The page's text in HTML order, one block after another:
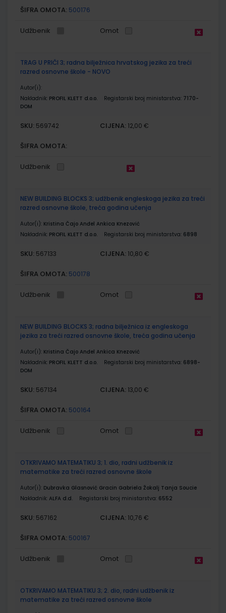
ŠIFRA OMOTA: 500176
Udžbenik Omot
TRAG U PRIČI 3; radna bilježnica hrvatskog jezika za treći
razred osnovne škole - NOVO
Autor(i):
Nakladnik: PROFIL KLETT d.o.o. Registarski broj ministarstva: 7170-
DOM
SKU: 569742 CIJENA: 12,00 €
ŠIFRA OMOTA:
Udžbenik
NEW BUILDING BLOCKS 3; udžbenik engleskoga jezika za treći
razred osnovne škole, treća godina učenja
Autor(i): Kristina Čajo Anđel Ankica Knezović
Nakladnik: PROFIL KLETT d.o.o. Registarski broj ministarstva: 6898
SKU: 567133 CIJENA: 10,80 €
ŠIFRA OMOTA: 500178
Udžbenik Omot
NEW BUILDING BLOCKS 3; radna bilježnica iz engleskoga
jezika za treći razred osnovne škole, treća godina učenja
Autor(i): Kristina Čajo Anđel Ankica Knezović
Nakladnik: PROFIL KLETT d.o.o. Registarski broj ministarstva: 6898-
DOM
SKU: 567134 CIJENA: 13,00 €
ŠIFRA OMOTA: 500164
Udžbenik Omot
OTKRIVAMO MATEMATIKU 3; 1. dio, radni udžbenik iz
matematike za treći razred osnovne škole
Autor(i): Dubravka Glasnović Gracin Gabriela Žokalj Tanja Soucie
Nakladnik: ALFA d.d. Registarski broj ministarstva: 6552
SKU: 567162 CIJENA: 10,76 €
ŠIFRA OMOTA: 500167
Udžbenik Omot
OTKRIVAMO MATEMATIKU 3; 2. dio, radni udžbenik iz
matematike za treći razred osnovne škole